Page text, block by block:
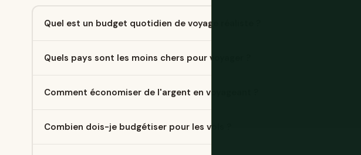
Quel est un budget quotidien de voyage réaliste ?
Quels pays sont les moins chers pour voyager ?
Comment économiser de l'argent en voyageant ?
Combien dois-je budgétiser pour les vols ?